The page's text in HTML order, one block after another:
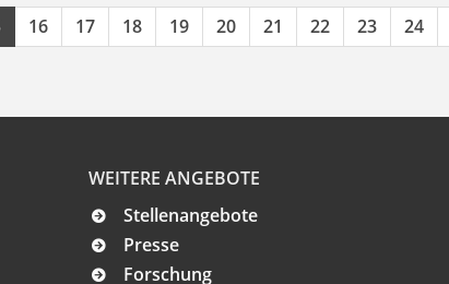
16 17 18 19 20 21 22 23 24
WEITERE ANGEBOTE
Stellenangebote
Presse
Forschung